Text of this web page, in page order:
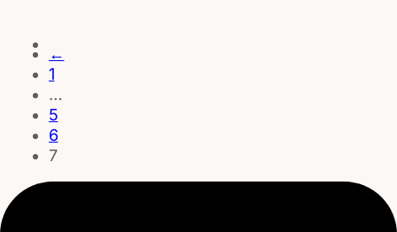
←
1
…
5
6
7